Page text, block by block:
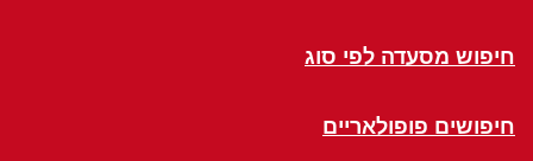
חיפוש מסעדה לפי סוג
חיפושים פופולאריים